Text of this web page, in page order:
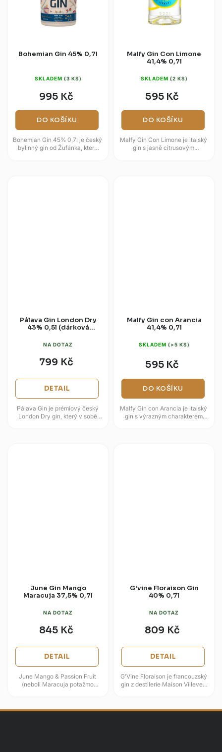
Bohemian Gin 45% 0,7l
SKLADEM (3 KS)
995 Kč
DO KOŠÍKU
Bohemian Gin 45% 0,7l je český
bylinný gin od Žufánka, který
Malfy Gin Con Limone
41,4% 0,7l
SKLADEM (2 KS)
595 Kč
DO KOŠÍKU
Malfy Gin Con Limone je italský
gin s jasně citrusovým
Pálava Gin London Dry
43% 0,5l (dárková
NA DOTAZ
799 Kč
DETAIL
Pálava Gin je prémiový český
London Dry gin, který v sobě
Malfy Gin con Arancia
41,4% 0,7l
SKLADEM (>5 KS)
595 Kč
DO KOŠÍKU
Malfy Gin con Arancia je italský
gin s výrazným charakterem
June Gin Mango
Maracuja 37,5% 0,7l
NA DOTAZ
845 Kč
DETAIL
June Mango & Passion Fruit
(neboli Maracuja potažmo
francouzskou...
G'vine Floraison Gin
40% 0,7l
NA DOTAZ
809 Kč
DETAIL
G'Vine Floraison je francouzský
gin z destilerie Maison Villevert